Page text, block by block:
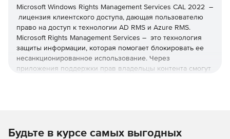
Microsoft Windows Rights Management Services CAL 2022 –
лицензия клиентского доступа, дающая пользователю
право на доступ к технологии AD RMS и Azure RMS.
Microsoft Rights Management Services – это технология
защиты информации, которая помогает блокировать ее
несанкционированное использование. Через
приложения поддержки прав владельцы контента смогут
Будьте в курсе самых выгодных